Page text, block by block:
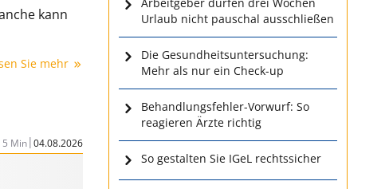
kann
Sie mehr
5 Min|04.08.2026
Urlaub nicht pauschal ausschließen
Die Gesundheitsuntersuchung:
Mehr als nur ein Check-up
Behandlungsfehler-Vorwurf: So
reagieren Ärzte richtig
So gestalten Sie IGeL rechtssicher